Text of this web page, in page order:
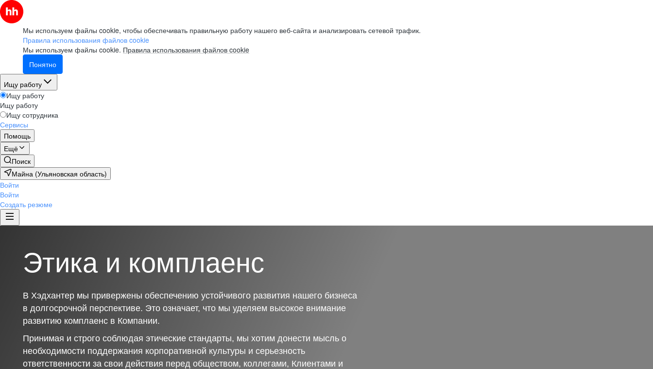
Мы используем файлы cookie, чтобы обеспечивать правильную работу нашего веб-сайта и анализировать сетевой трафик.
Правила использования файлов cookie
Мы используем файлы cookie. Правила использования файлов cookie
Понятно
Ищу работу
Ищу работу
Ищу работу
Ищу сотрудника
Сервисы
Помощь
Ещё
Поиск
Майна (Ульяновская область)
Войти
Войти
Создать резюме
Этика и комплаенс
В Хэдхантер мы привержены обеспечению устойчивого развития нашего бизнеса
в долгосрочной перспективе. Это означает, что мы уделяем высокое внимание
развитию комплаенс в Компании.
Принимая и строго соблюдая этические стандарты, мы хотим донести мысль о
необходимости поддержания корпоративной культуры и серьезность
ответственности за свои действия перед обществом, коллегами, Клиентами и